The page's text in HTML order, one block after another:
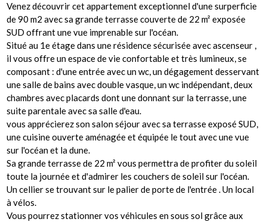
Venez découvrir cet appartement exceptionnel d'une surperficie
de 90 m2 avec sa grande terrasse couverte de 22 m² exposée
SUD offrant une vue imprenable sur l'océan.
Situé au 1e étage dans une résidence sécurisée avec ascenseur ,
il vous offre un espace de vie confortable et très lumineux, se
composant : d'une entrée avec un wc, un dégagement desservant
une salle de bains avec double vasque, un wc indépendant, deux
chambres avec placards dont une donnant sur la terrasse, une
suite parentale avec sa salle d'eau.
vous apprécierez son salon séjour avec sa terrasse exposé SUD,
une cuisine ouverte aménagée et équipée le tout avec une vue
sur l'océan et la dune.
Sa grande terrasse de 22 m² vous permettra de profiter du soleil
toute la journée et d'admirer les couchers de soleil sur l'océan.
Un cellier se trouvant sur le palier de porte de l'entrée . Un local
à vélos.
Vous pourrez stationner vos véhicules en sous sol grâce aux